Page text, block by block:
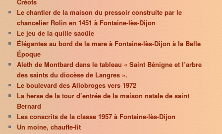
Créots
Le chantier de la maison du pressoir construite par le
chancelier Rolin en 1451 à Fontaine-lès-Dijon
Le jeu de la quille saoûle
Élégantes au bord de la mare à Fontaine-lès-Dijon à la Belle
Époque
Aleth de Montbard dans le tableau « Saint Bénigne et l’arbre
des saints du diocèse de Langres ».
Le boulevard des Allobroges vers 1972
La herse de la tour d’entrée de la maison natale de saint
Bernard
Les conscrits de la classe 1957 à Fontaine-lès-Dijon
Un moine, chauffe-lit